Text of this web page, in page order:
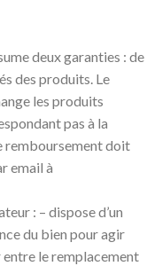
deux garanties : de
des produits. Le
les produits
pas à la
remboursement doit
email à
: – dispose d’un
du bien pour agir
entre le remplacement